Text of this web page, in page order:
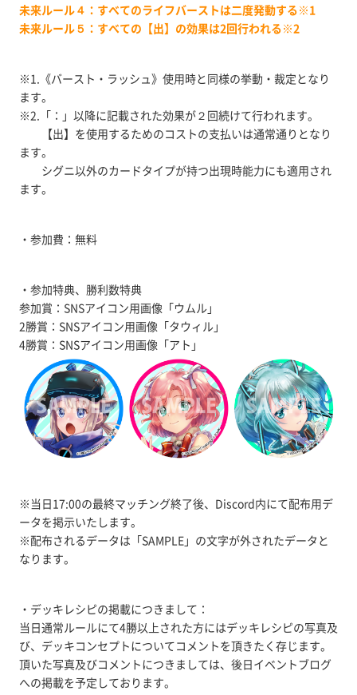
未来ルール４：すべてのライフバーストは二度発動する※1
未来ルール５：すべての【出】の効果は2回行われる※2
※1.《バースト・ラッシュ》使用時と同様の挙動・裁定となり
ます。
※2.「：」以降に記載された効果が２回続けて行われます。
【出】を使用するためのコストの支払いは通常通りとなり
ます。
シグニ以外のカードタイプが持つ出現時能力にも適用され
ます。
・参加費：無料
・参加特典、勝利数特典
参加賞：SNSアイコン用画像「ウムル」
2勝賞：SNSアイコン用画像「タウィル」
4勝賞：SNSアイコン用画像「アト」
※当日17:00の最終マッチング終了後、Discord内にて配布用デ
ータを掲示いたします。
※配布されるデータは「SAMPLE」の文字が外されたデータと
なります。
・デッキレシピの掲載につきまして：
当日通常ルールにて4勝以上された方にはデッキレシピの写真及
び、デッキコンセプトについてコメントを頂きたく存じます。
頂いた写真及びコメントにつきましては、後日イベントブログ
への掲載を予定しております。